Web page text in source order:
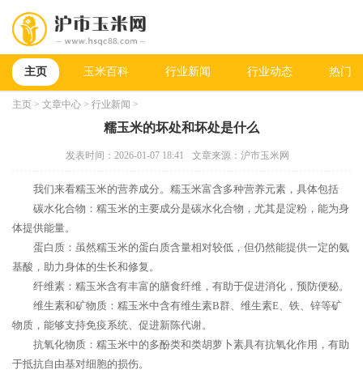
主页 玉米百科 行业新闻 行业动态 热门
主页 > 文章中心 > 行业新闻 >
糯玉米的坏处和坏处是什么
发表时间：2026-01-07 18:41 文章来源：沪市玉米网
我们来看糯玉米的营养成分。糯玉米富含多种营养元素，具体包括
碳水化合物：糯玉米的主要成分是碳水化合物，尤其是淀粉，能为身
体提供能量。
蛋白质：虽然糯玉米的蛋白质含量相对较低，但仍然能提供一定的氨
基酸，助力身体的生长和修复。
纤维素：糯玉米含有丰富的膳食纤维，有助于促进消化，预防便秘。
维生素和矿物质：糯玉米中含有维生素B群、维生素E、铁、锌等矿
物质，能够支持免疫系统、促进新陈代谢。
抗氧化物质：糯玉米中的多酚类和类胡萝卜素具有抗氧化作用，有助
于抵抗自由基对细胞的损伤。